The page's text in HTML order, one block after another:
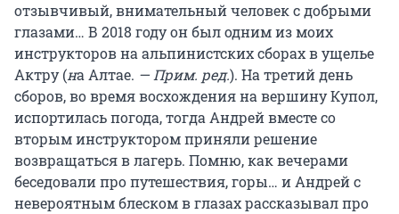
отзывчивый, внимательный человек с добрыми
глазами… В 2018 году он был одним из моих
инструкторов на альпинистских сборах в ущелье
Актру (на Алтае. — Прим. ред.). На третий день
сборов, во время восхождения на вершину Купол,
испортилась погода, тогда Андрей вместе со
вторым инструктором приняли решение
возвращаться в лагерь. Помню, как вечерами
беседовали про путешествия, горы… и Андрей с
невероятным блеском в глазах рассказывал про